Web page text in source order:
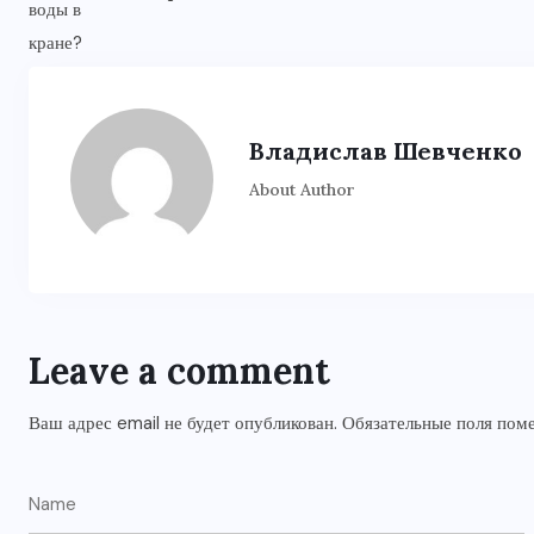
Владислав Шевченко
About Author
Leave a comment
Ваш адрес email не будет опубликован. Обязательные поля